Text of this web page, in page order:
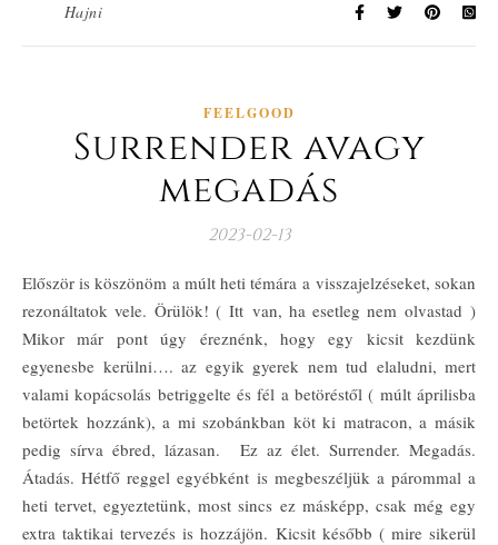
Hajni
FEELGOOD
Surrender avagy
megadás
2023-02-13
Először is köszönöm a múlt heti témára a visszajelzéseket, sokan
rezonáltatok vele. Örülök! ( Itt van, ha esetleg nem olvastad )
Mikor már pont úgy éreznénk, hogy egy kicsit kezdünk
egyenesbe kerülni…. az egyik gyerek nem tud elaludni, mert
valami kopácsolás betriggelte és fél a betöréstől ( múlt áprilisba
betörtek hozzánk), a mi szobánkban köt ki matracon, a másik
pedig sírva ébred, lázasan. Ez az élet. Surrender. Megadás.
Átadás. Hétfő reggel egyébként is megbeszéljük a párommal a
heti tervet, egyeztetünk, most sincs ez másképp, csak még egy
extra taktikai tervezés is hozzájön. Kicsit később ( mire sikerül